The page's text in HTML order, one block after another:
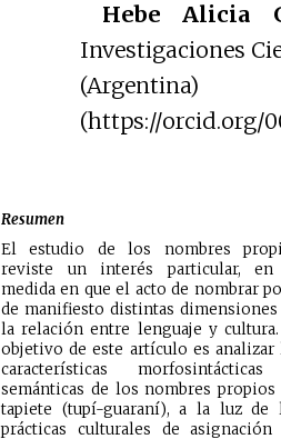
Hebe Alicia
Investigaciones
(Argentina)
(https://orcid.org/
Resumen
El estudio de los nombres
reviste un interés particular,
medida en que el acto de nombrar
de manifiesto distintas dimensiones
la relación entre lenguaje y
objetivo de este artículo es analizar
características
semánticas de los nombres propios
tapiete (tupí-guaraní), a la luz de
prácticas culturales de asignación